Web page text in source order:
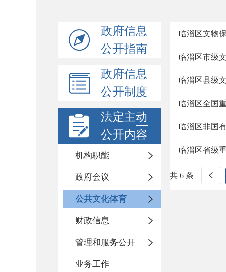
政府信息
公开指南
政府信息
公开制度
法定主动
公开内容
机构职能
政府会议
公共文化体育
财政信息
管理和服务公开
业务工作
临淄区文物
临淄区市级
临淄区县级
临淄区全国
临淄区非国
临淄区省级
共 6 条